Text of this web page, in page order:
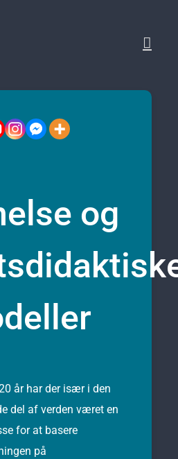
og
år har der især i den
del af verden været en
for at basere
på